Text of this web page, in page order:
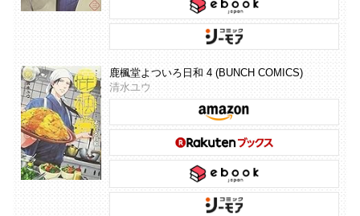
鹿楓堂よついろ日和 4 (BUNCH COMICS)
清水ユウ